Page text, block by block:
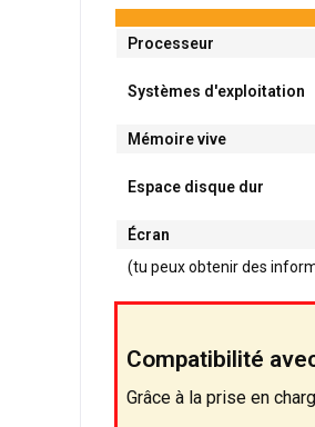
Processeur
Systèmes d'exploitation
Mémoire vive
Espace disque dur
Écran
(tu peux obtenir des
Compatibilité
Grâce à la prise en